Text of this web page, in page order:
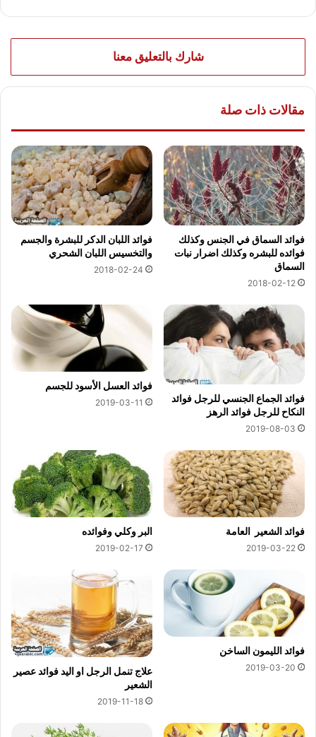
شارك بالتعليق معنا
مقالات ذات صلة
فوائد السماق في الجنس وكذلك
فوائده للبشره وكذلك اضرار نبات
السماق
2018-02-12
فوائد اللبان الدكر للبشرة والجسم
والتخسيس اللبان الشحري
2018-02-24
فوائد الجماع الجنسي للرجل فوائد
النكاح للرجل فوائد الرهز
2019-08-03
فوائد العسل الأسود للجسم
2019-03-11
فوائد الشعير العامة
2019-03-22
البر وكلي وفوائده
2019-02-17
فوائد الليمون الساخن
2019-03-20
علاج تنمل الرجل او اليد فوائد عصير
الشعير
2019-11-18